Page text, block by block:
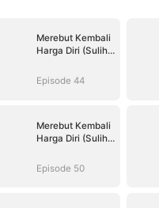
Merebut Kembali
Harga Diri (Sulih
Episode 44
Merebut Kembali
Harga Diri (Sulih
Episode 50